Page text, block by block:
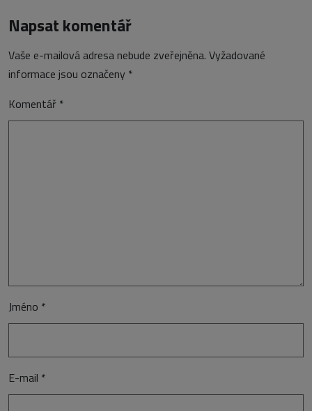
Napsat komentář
Vaše e-mailová adresa nebude zveřejněna. Vyžadované
informace jsou označeny *
Komentář *
Jméno *
E-mail *